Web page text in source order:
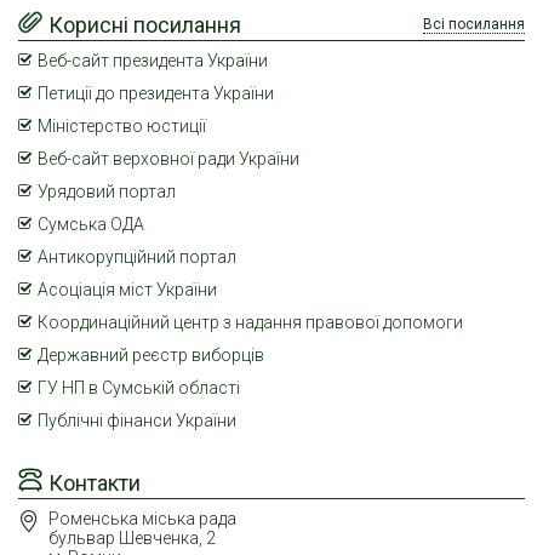
Контакти
Роменська міська рада
бульвар Шевченка, 2
Корисні посилання Всі посилання
Веб-сайт президента України
Петиції до президента України
Міністерство юстиції
Веб-сайт верховної ради України
Урядовий портал
Сумська ОДА
Антикорупційний портал
Асоціація міст України
Координаційний центр з надання правової допомоги
Державний реєстр виборців
ГУ НП в Сумській області
Публічні фінанси України